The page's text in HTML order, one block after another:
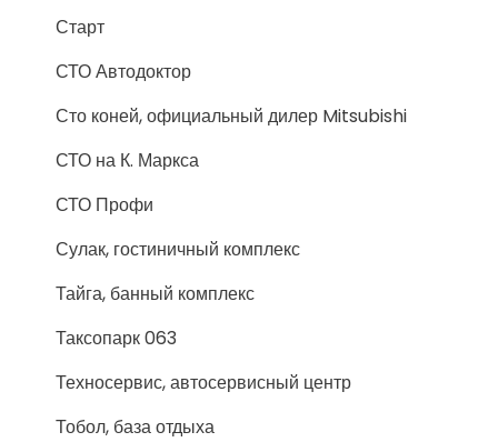
Старт
СТО Автодоктор
Сто коней, официальный дилер Mitsubishi
СТО на К. Маркса
СТО Профи
Сулак, гостиничный комплекс
Тайга, банный комплекс
Таксопарк 063
Техносервис, автосервисный центр
Тобол, база отдыха